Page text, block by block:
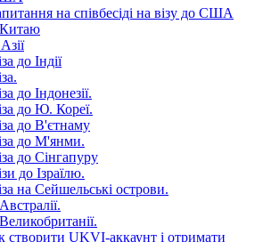
на співбесіді на візу до США
Китаю
до Індії
до Індонезії.
до Ю. Кореї.
до В'єтнаму
до М'янми.
до Сінгапуру
до Ізраїлю.
на Сейшельські острови.
створити UKVI-аккаунт і отримати